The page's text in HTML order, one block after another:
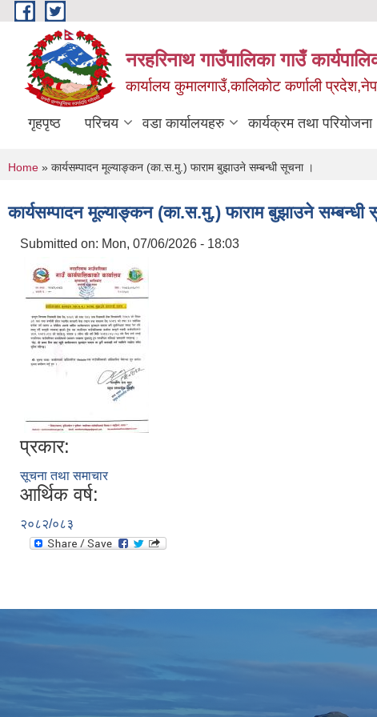
Skip to main content
नरहरिनाथ गाउँपालिका गाउँ
कार्यालय कुमालगाउँ,कालिकोट कर्णाली
गृहपृष्ठ परिचय वडा कार्यालयहरु कार्यक्रम तथा परियोजना
You are here
Home » कार्यसम्पादन मूल्याङ्कन (का.स.मु.) फाराम बुझाउने सम्बन्धी सूचना ।
कार्यसम्पादन मूल्याङ्कन (का.स.मु.) फाराम बुझाउने सम्बन्धी
Submitted on: Mon, 07/06/2026 - 18:03
प्रकार:
सूचना तथा समाचार
आर्थिक वर्ष:
२०८२/०८३